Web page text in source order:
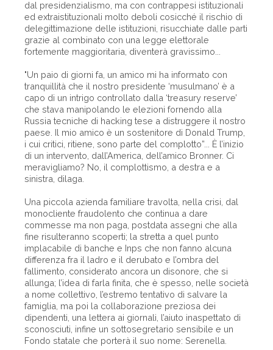
dal presidenzialismo, ma con contrappesi istituzionali
ed extraistituzionali molto deboli cosicché il rischio di
delegittimazione delle istituzioni, risucchiate dalle parti
grazie al combinato con una legge elettorale
fortemente maggioritaria, diventerà gravissimo...
"Un paio di giorni fa, un amico mi ha informato con
tranquillità che il nostro presidente ‘musulmano’ è a
capo di un intrigo controllato dalla ‘treasury reserve’
che stava manipolando le elezioni fornendo alla
Russia tecniche di hacking tese a distruggere il nostro
paese. Il mio amico è un sostenitore di Donald Trump,
i cui critici, ritiene, sono parte del complotto”... È l’inizio
di un intervento, dall’America, dell’amico Bronner. Ci
meravigliamo? No, il complottismo, a destra e a
sinistra, dilaga.
Una piccola azienda familiare travolta, nella crisi, dal
monocliente fraudolento che continua a dare
commesse ma non paga, postdata assegni che alla
fine risulteranno scoperti; la stretta a quel punto
implacabile di banche e Inps che non fanno alcuna
differenza fra il ladro e il derubato e l’ombra del
fallimento, considerato ancora un disonore, che si
allunga; l’idea di farla finita, che è spesso, nelle società
a nome collettivo, l’estremo tentativo di salvare la
famiglia, ma poi la collaborazione preziosa dei
dipendenti, una lettera ai giornali, l’aiuto inaspettato di
sconosciuti, infine un sottosegretario sensibile e un
Fondo statale che porterà il suo nome: Serenella.